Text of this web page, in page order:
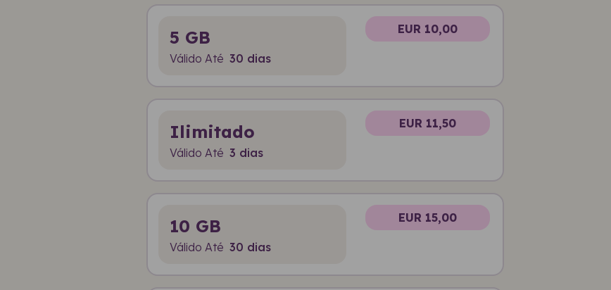
5 GB
Válido Até 30 dias
EUR 10,00
Ilimitado
Válido Até 3 dias
EUR 11,50
10 GB
Válido Até 30 dias
EUR 15,00